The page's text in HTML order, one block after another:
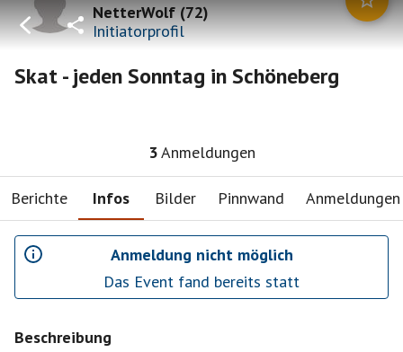
NetterWolf(72)
Initiatorprofil
Skat - jeden Sonntag in Schöneberg
3Anmeldungen
Berichte Infos Bilder Pinnwand Anmeldungen
Anmeldung nicht möglich
Das Event fand bereits statt
Beschreibung